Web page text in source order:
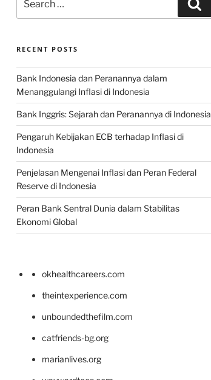
for:
RECENT POSTS
Bank Indonesia dan Peranannya dalam
Menanggulangi Inflasi di Indonesia
Bank Inggris: Sejarah dan Peranannya di Indonesia
Pengaruh Kebijakan ECB terhadap Inflasi di
Indonesia
Penjelasan Mengenai Inflasi dan Peran Federal
Reserve di Indonesia
Peran Bank Sentral Dunia dalam Stabilitas
Ekonomi Global
okhealthcareers.com
theintexperience.com
unboundedthefilm.com
catfriends-bg.org
marianlives.org